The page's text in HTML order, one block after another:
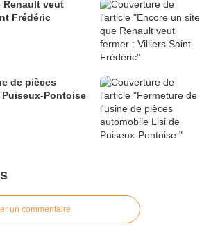
Renault veut
Frédéric
Pontoise
un commentaire